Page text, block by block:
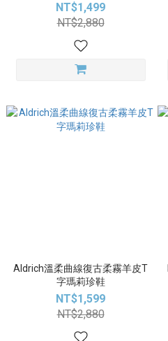
NT$1,499
NT$2,880
Aldrich溫柔曲線復古柔霧羊皮T
字瑪莉珍鞋
NT$1,599
NT$2,880